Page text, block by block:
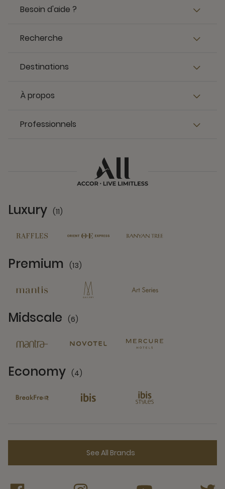
Besoin d'aide ?
Recherche
Destinations
À propos
Professionnels
Luxury (11)
Premium (13)
Midscale (6)
Economy (4)
See All Brands